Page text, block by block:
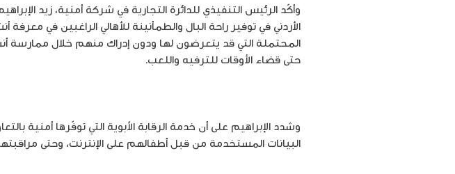
وأكّد الرئيس التنفيذي للدائرة التجارية في شركة أمنية، زيد
الأردني في توفير راحة البال والطمأنينة للأهالي الراغبين في
المحتملة التي قد يتعرضون لها ودون إدراك منهم خلال ممارسة
حتى قضاء الأوقات للترفيه واللعب.
وشدد الإبراهيم على أن خدمة الرقابة الأبوية التي توفّرها
البيانات المستخدمة من قبل أطفالهم على الإنترنت، وحتى